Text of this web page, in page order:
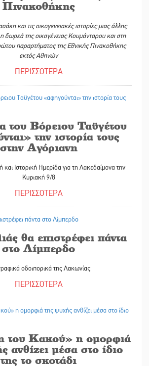
Πινακοθήκης
και τις οικογενειακές ιστορίες μιας άλλης
δωρεά της οικογένειας Κουμάνταρου και στη
παραρτήματος της Εθνικής Πινακοθήκης
εκτός Αθηνών
ΠΕΡΙΣΣΟΤΕΡΑ
του Βόρειου Ταϋγέτου
την ιστορία τους
στην Αγόριανη
και Ιστορική Ημερίδα για τη Λακεδαίμονα την
Κυριακή 9/8
ΠΕΡΙΣΣΟΤΕΡΑ
θα επιστρέφει πάντα
στο Λίμπερδο
οδοιπορικά της Λακωνίας
ΠΕΡΙΣΣΟΤΕΡΑ
του Κακού» η ομορφιά
ανθίζει μέσα στο ίδιο
της το σκοτάδι